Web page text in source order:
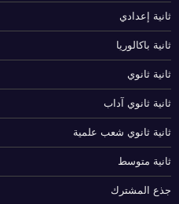
ثانية إعدادي
ثانية باكالوريا
ثانية ثانوي
ثانية ثانوي آداب
ثانية ثانوي شعب علمية
ثانية متوسط
جذع المشترك